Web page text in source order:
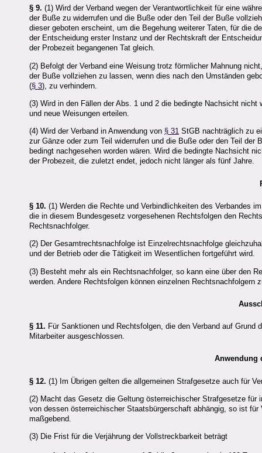
§ 9. (1) Wird der Verband wegen der Verantwortlichkeit für eine
der Buße zu widerrufen und die Buße oder den Teil der Buße
dieser geboten erscheint, um die Begehung weiterer Taten, für die
der Entscheidung erster Instanz und der Rechtskraft der
der Probezeit begangenen Tat gleich.
(2) Befolgt der Verband eine Weisung trotz förmlicher Mahnung
der Buße vollziehen zu lassen, wenn dies nach den Umständen
(§ 3), zu verhindern.
(3) Wird in den Fällen der Abs. 1 und 2 die bedingte Nachsicht
und neue Weisungen erteilen.
(4) Wird der Verband in Anwendung von § 31 StGB nachträglich zu
zur Gänze oder zum Teil widerrufen und die Buße oder den Teil
bedingt nachgesehen worden wären. Wird die bedingte Nachsicht
der Probezeit, die zuletzt endet, jedoch nicht länger als fünf Jahre.
§ 10. (1) Werden die Rechte und Verbindlichkeiten des Verbandes
die in diesem Bundesgesetz vorgesehenen Rechtsfolgen den
Rechtsnachfolger.
(2) Der Gesamtrechtsnachfolge ist Einzelrechtsnachfolge
und der Betrieb oder die Tätigkeit im Wesentlichen fortgeführt wird.
(3) Besteht mehr als ein Rechtsnachfolger, so kann eine über den
werden. Andere Rechtsfolgen können einzelnen
§ 11. Für Sanktionen und Rechtsfolgen, die den Verband auf
Mitarbeiter ausgeschlossen.
Anwendung
§ 12. (1) Im Übrigen gelten die allgemeinen Strafgesetze auch für
(2) Macht das Gesetz die Geltung österreichischer Strafgesetze
von dessen österreichischer Staatsbürgerschaft abhängig, so ist
maßgebend.
(3) Die Frist für die Verjährung der Vollstreckbarkeit beträgt